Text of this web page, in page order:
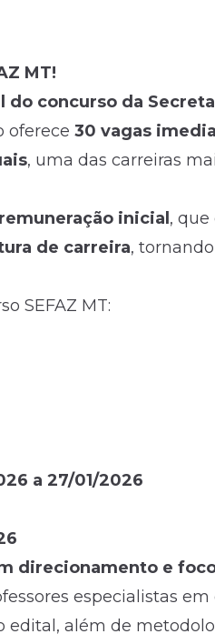
MT!
do concurso da
oferece 30 vagas
, uma das carreiras
remuneração inicial , que
de carreira,
SEFAZ MT:
a 27/01/2026
direcionamento e
especialistas
além de